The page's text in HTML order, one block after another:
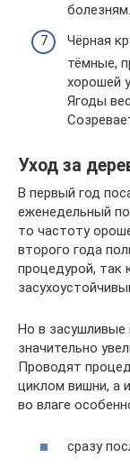
болезням.
Чёрная
тёмные,
хорошей
Ягоды
Уход за
В первый год
еженедельный
то частоту
второго года
процедурой, так
Но в засушливые
значительно
Проводят
циклом вишни, а
во влаге
сразу